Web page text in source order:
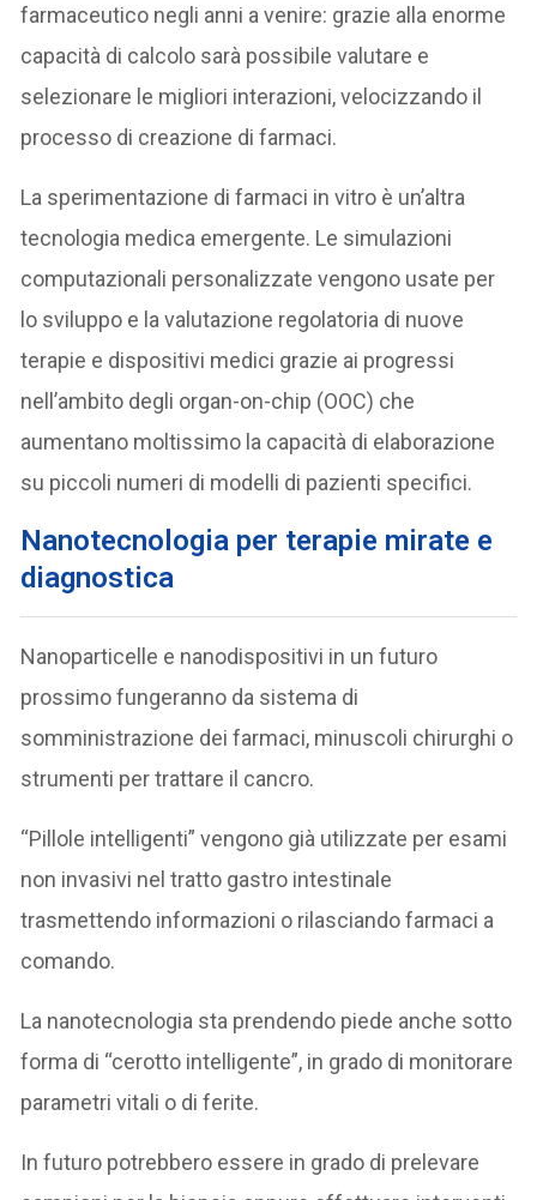
farmaceutico negli anni a venire: grazie alla enorme
capacità di calcolo sarà possibile valutare e
selezionare le migliori interazioni, velocizzando il
processo di creazione di farmaci.
La sperimentazione di farmaci in vitro è un’altra
tecnologia medica emergente. Le simulazioni
computazionali personalizzate vengono usate per
lo sviluppo e la valutazione regolatoria di nuove
terapie e dispositivi medici grazie ai progressi
nell’ambito degli organ-on-chip (OOC) che
aumentano moltissimo la capacità di elaborazione
su piccoli numeri di modelli di pazienti specifici.
Nanotecnologia per terapie mirate e
diagnostica
Nanoparticelle e nanodispositivi in un futuro
prossimo fungeranno da sistema di
somministrazione dei farmaci, minuscoli chirurghi o
strumenti per trattare il cancro.
“Pillole intelligenti” vengono già utilizzate per esami
non invasivi nel tratto gastro intestinale
trasmettendo informazioni o rilasciando farmaci a
comando.
La nanotecnologia sta prendendo piede anche sotto
forma di “cerotto intelligente”, in grado di monitorare
parametri vitali o di ferite.
In futuro potrebbero essere in grado di prelevare